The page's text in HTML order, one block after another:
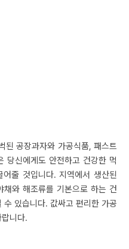
된 공장과자와 가공식품, 패스트
당신에게도 안전하고 건강한 먹
줄 것입니다. 지역에서 생산된
와 해조류를 기본으로 하는 건
있습니다. 값싸고 편리한 가공
니다.